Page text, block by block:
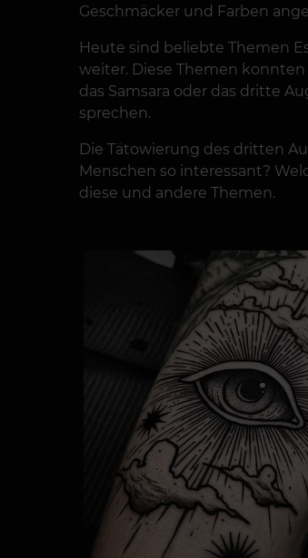
Geschmäcker und Farben
Heute sind beliebte Themen
weiter. Diese Themen
das Samsara oder das dritte
sprechen.
Die Tätowierung des dritten
Menschen so interessant?
diese und andere Themen.